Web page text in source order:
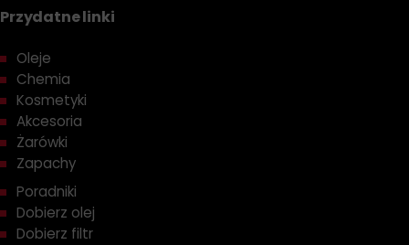
Przydatne linki
Oleje
Chemia
Kosmetyki
Akcesoria
Żarówki
Zapachy
Poradniki
Dobierz olej
Dobierz filtr